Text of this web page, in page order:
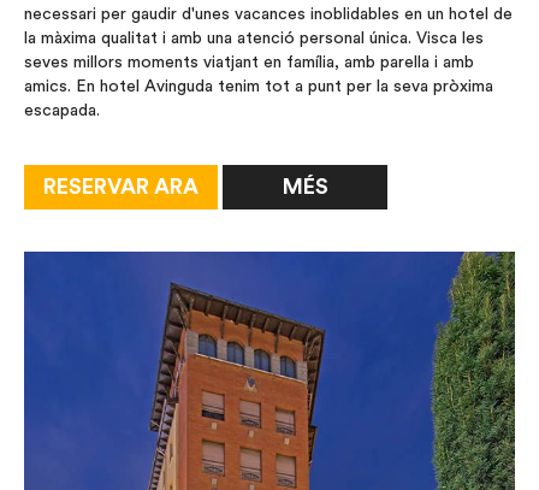
necessari per gaudir d'unes vacances inoblidables en un hotel de
la màxima qualitat i amb una atenció personal única. Visca les
seves millors moments viatjant en família, amb parella i amb
amics. En hotel Avinguda tenim tot a punt per la seva pròxima
escapada.
RESERVAR ARA MÉS